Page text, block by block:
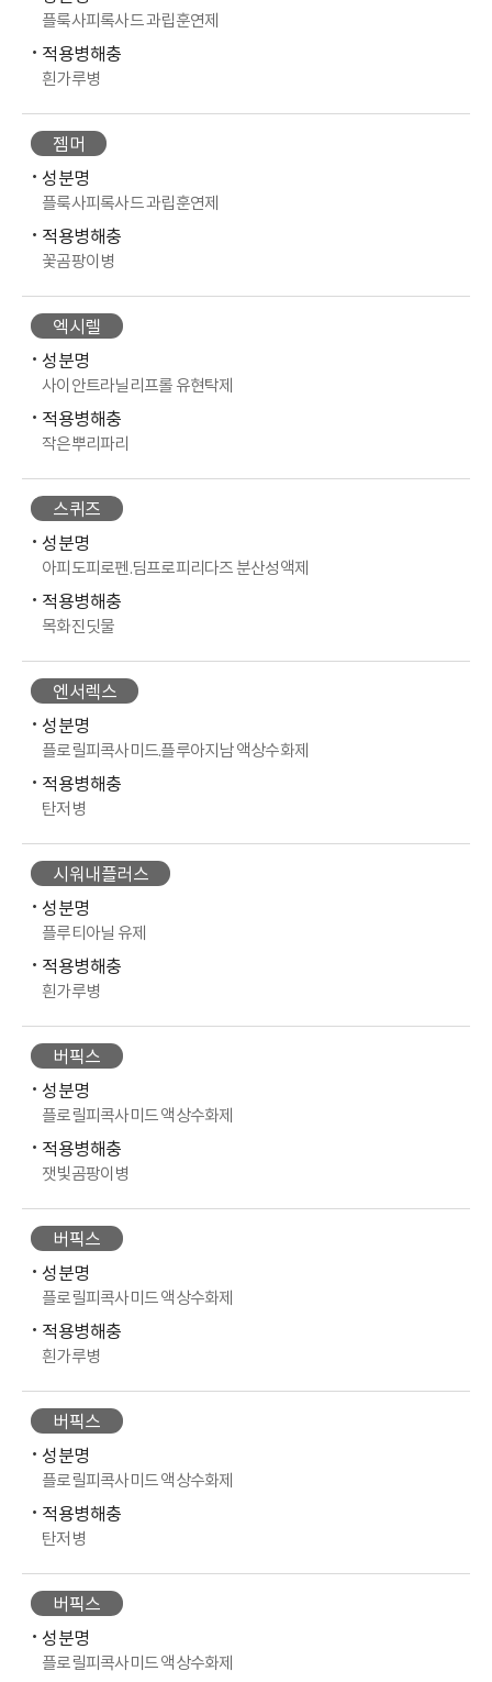
플룩사피록사드 과립훈연제
적용병해충
흰가루병
젬머
성분명
플룩사피록사드 과립훈연제
적용병해충
꽃곰팡이병
엑시렐
성분명
사이안트라닐리프롤 유현탁제
적용병해충
작은뿌리파리
스퀴즈
성분명
아피도피로펜.딤프로피리다즈 분산성액제
적용병해충
목화진딧물
엔서렉스
성분명
플로릴피콕사미드.플루아지남 액상수화제
적용병해충
탄저병
시워내플러스
성분명
플루티아닐 유제
적용병해충
흰가루병
버픽스
성분명
플로릴피콕사미드 액상수화제
적용병해충
잿빛곰팡이병
버픽스
성분명
플로릴피콕사미드 액상수화제
적용병해충
흰가루병
버픽스
성분명
플로릴피콕사미드 액상수화제
적용병해충
탄저병
버픽스
성분명
플로릴피콕사미드 액상수화제